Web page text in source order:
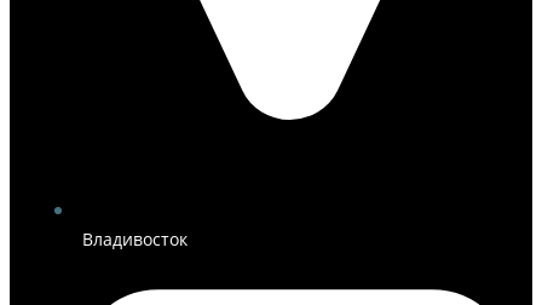
Владивосток